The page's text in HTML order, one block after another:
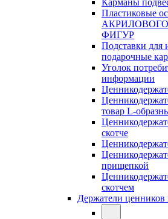
Карманы
Пластиковые
АКРИЛОВОГО
ФИГУР
Подставки
подарочные
Уголок
информации
товар L-
скотче
прищепкой
скотчем
Держатели ценников